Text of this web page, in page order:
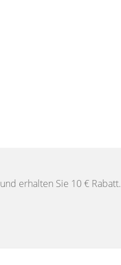
erhalten Sie 10 € Rabatt.